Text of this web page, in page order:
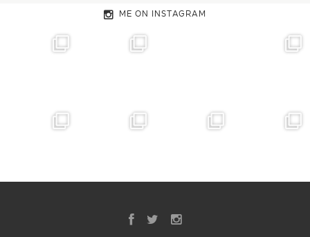
ME ON INSTAGRAM